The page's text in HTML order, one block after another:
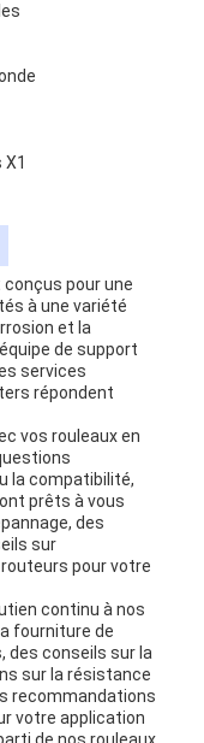
conçus pour une
à une variété
et la
de support
services
répondent
vos rouleaux en
la compatibilité,
prêts à vous
des
sur
pour votre
continu à nos
fourniture de
des conseils sur la
sur la résistance
recommandations
votre application